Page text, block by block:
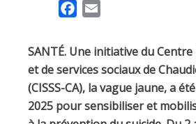
e
b
o
o
i
l
SANTÉ. Une initiative du
et de services sociaux de
(CISSS-CA), la vague jaune, a
2025 pour sensibiliser et